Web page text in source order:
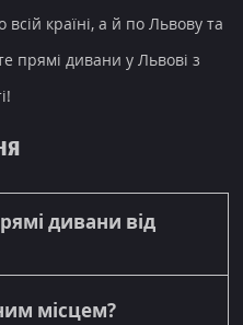
країні, а й по Львову та
прямі дивани у Львові з
дивани від
місцем?